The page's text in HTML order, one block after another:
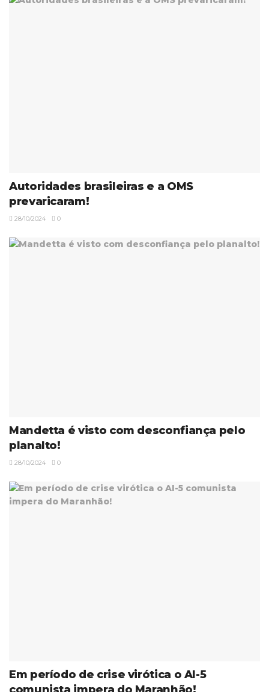
Autoridades brasileiras e a OMS
prevaricaram!
28/10/2024 0
Mandetta é visto com desconfiança pelo
planalto!
28/10/2024 0
Em período de crise virótica o AI-5
comunista impera do Maranhão!